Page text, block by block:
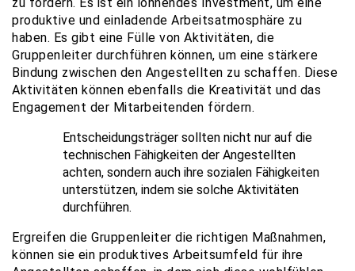
produktive und einladende Arbeitsatmosphäre zu
haben. Es gibt eine Fülle von Aktivitäten, die
Gruppenleiter durchführen können, um eine stärkere
Bindung zwischen den Angestellten zu schaffen. Diese
Aktivitäten können ebenfalls die Kreativität und das
Engagement der Mitarbeitenden fördern.
Entscheidungsträger sollten nicht nur auf die
technischen Fähigkeiten der Angestellten
achten, sondern auch ihre sozialen Fähigkeiten
unterstützen, indem sie solche Aktivitäten
durchführen.
Ergreifen die Gruppenleiter die richtigen Maßnahmen,
können sie ein produktives Arbeitsumfeld für ihre